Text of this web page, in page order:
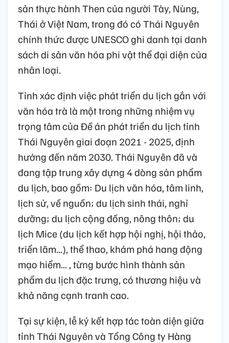
sản thực hành Then của người Tày, Nùng,
Thái ở Việt Nam, trong đó có Thái Nguyên
chính thức được UNESCO ghi danh tại danh
sách di sản văn hóa phi vật thể đại diện của
nhân loại.
Tỉnh xác định việc phát triển du lịch gắn với
văn hóa trà là một trong những nhiệm vụ
trọng tâm của Đề án phát triển du lịch tỉnh
Thái Nguyên giai đoạn 2021 - 2025, định
hướng đến năm 2030. Thái Nguyên đã và
đang tập trung xây dựng 4 dòng sản phẩm
du lịch, bao gồm: Du lịch văn hóa, tâm linh,
lịch sử, về nguồn; du lịch sinh thái, nghỉ
dưỡng; du lịch cộng đồng, nông thôn; du
lịch Mice (du lịch kết hợp hội nghị, hội thảo,
triển lãm...), thể thao, khám phá hang động
mạo hiểm... , từng bước hình thành sản
phẩm du lịch đặc trưng, có thương hiệu và
khả năng cạnh tranh cao.
Tại sự kiện, lễ ký kết hợp tác toàn diện giữa
tỉnh Thái Nguyên và Tổng Công ty Hàng